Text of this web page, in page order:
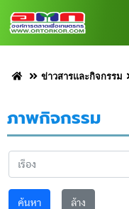
ข่าวสารและกิจกรรม
ภาพกิจกรรม
ค้นหา ล้าง